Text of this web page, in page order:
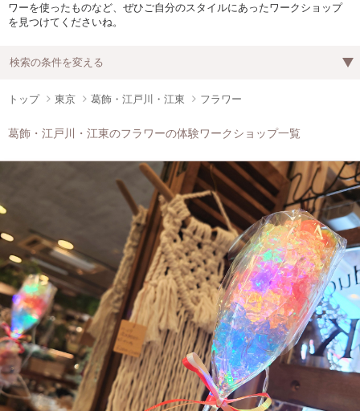
ワーを使ったものなど、ぜひご自分のスタイルにあったワークショップ
を見つけてくださいね。
検索の条件を変える
トップ 東京 葛飾・江戸川・江東 フラワー
葛飾・江戸川・江東のフラワーの体験ワークショップ一覧